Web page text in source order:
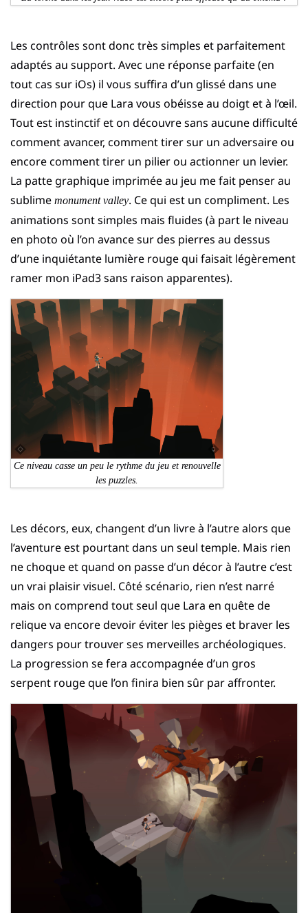
Les contrôles sont donc très simples et parfaitement
adaptés au support. Avec une réponse parfaite (en
tout cas sur iOs) il vous suffira d’un glissé dans une
direction pour que Lara vous obéisse au doigt et à l’œil.
Tout est instinctif et on découvre sans aucune difficulté
comment avancer, comment tirer sur un adversaire ou
encore comment tirer un pilier ou actionner un levier.
La patte graphique imprimée au jeu me fait penser au
sublime monument valley. Ce qui est un compliment. Les
animations sont simples mais fluides (à part le niveau
en photo où l’on avance sur des pierres au dessus
d’une inquiétante lumière rouge qui faisait légèrement
ramer mon iPad3 sans raison apparentes).
Ce niveau casse un peu le rythme du jeu et renouvelle
les puzzles.
Les décors, eux, changent d’un livre à l’autre alors que
l’aventure est pourtant dans un seul temple. Mais rien
ne choque et quand on passe d’un décor à l’autre c’est
un vrai plaisir visuel. Côté scénario, rien n’est narré
mais on comprend tout seul que Lara en quête de
relique va encore devoir éviter les pièges et braver les
dangers pour trouver ses merveilles archéologiques.
La progression se fera accompagnée d’un gros
serpent rouge que l’on finira bien sûr par affronter.